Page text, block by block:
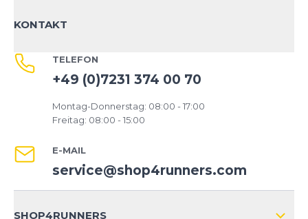
KONTAKT
TELEFON
+49 (0)7231 374 00 70
Montag-Donnerstag: 08:00 - 17:00
Freitag: 08:00 - 15:00
E-MAIL
service@shop4runners.com
SHOP4RUNNERS